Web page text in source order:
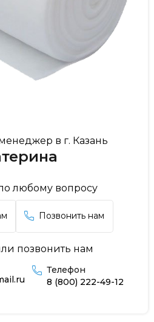
в г. Казань
любому вопросу
Позвонить нам
позвонить нам
Телефон
8 (800) 222-49-12